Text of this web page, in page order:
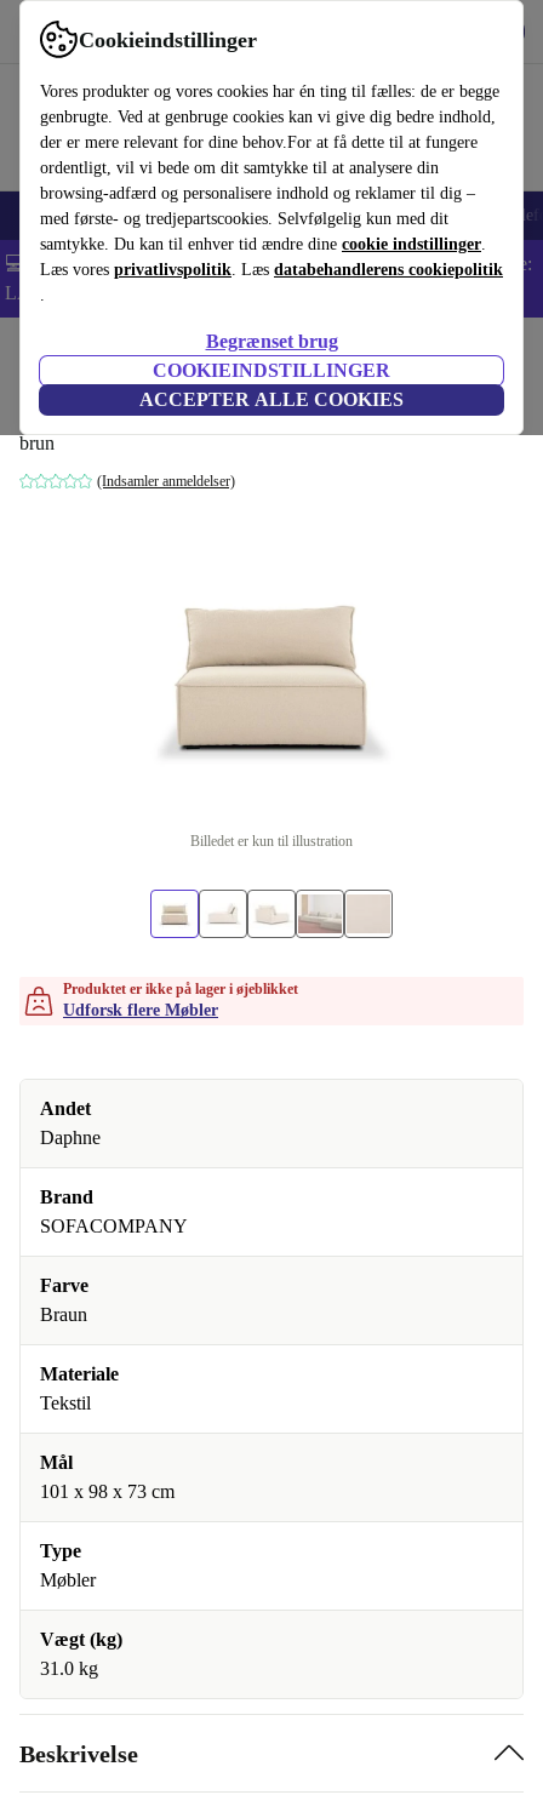
Cookieindstillinger
Vores produkter og vores cookies har én ting til fælles: de er begge
genbrugte. Ved at genbruge cookies kan vi give dig bedre indhold,
der er mere relevant for dine behov.For at få dette til at fungere
ordentligt, vil vi bede om dit samtykke til at analysere din
browsing-adfærd og personalisere indhold og reklamer til dig –
med første- og tredjepartscookies. Selvfølgelig kun med dit
samtykke. Du kan til enhver tid ændre dine cookie indstillinger.
Læs vores privatlivspolitik. Læs databehandlerens cookiepolitik
.
Begrænset brug
COOKIEINDSTILLINGER
ACCEPTER ALLE COOKIES
Brug refurbed hurtigt og nemt
Smartphones Bærbare Tablets Smartwatches Tilbehør
💻 Ekstra 5% rabat på alle MacBooks og bærbare computere - Kode:
LAPTOP5 -
Husholdning Møbler
Daphne enkelt-sæde Modul Pasha Dune
brun
(Indsamler anmeldelser)
Billedet er kun til illustration
Produktet er ikke på lager i øjeblikket
Udforsk flere Møbler
Andet
Daphne
Brand
SOFACOMPANY
Farve
Braun
Materiale
Tekstil
Mål
101 x 98 x 73 cm
Type
Møbler
Vægt (kg)
31.0 kg
Beskrivelse